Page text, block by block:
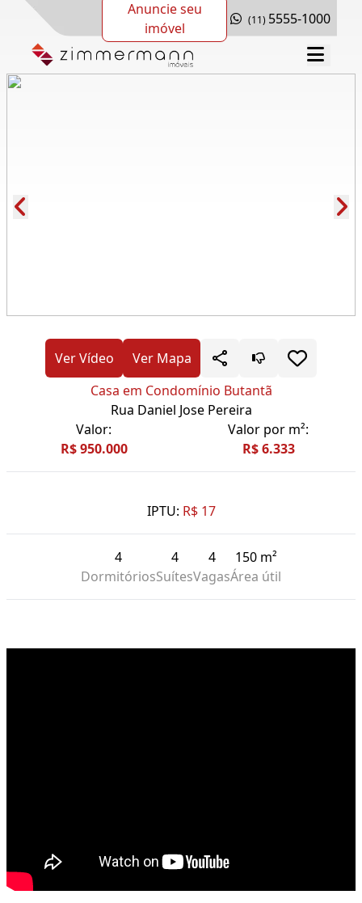
Anuncie seu
imóvel
(11) 5555-1000
Ver Vídeo
Ver Mapa
Casa em Condomínio Butantã
Rua Daniel Jose Pereira
Valor:
R$ 950.000
Valor por m²:
R$ 6.333
IPTU: R$ 17
4
Dormitórios
4
Suítes
4
Vagas
150 m²
Área útil